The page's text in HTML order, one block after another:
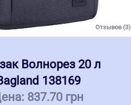
Отзывов (3)
Волнорез 20 л
138169
837.70 грн